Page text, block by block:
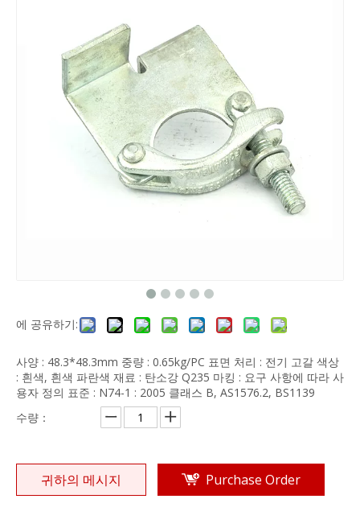
에 공유하기:
사양 : 48.3*48.3mm 중량 : 0.65kg/PC 표면 처리 : 전기 고갈 색상
: 흰색, 흰색 파란색 재료 : 탄소강 Q235 마킹 : 요구 사항에 따라 사
용자 정의 표준 : N74-1 : 2005 클래스 B, AS1576.2, BS1139
수량：
귀하의 메시지 Purchase Order